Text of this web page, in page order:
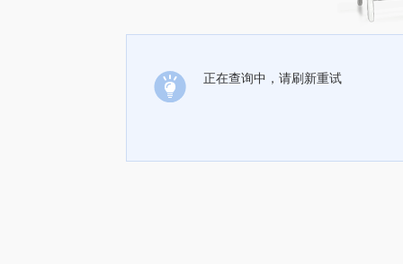
正在查询中，请刷新重试